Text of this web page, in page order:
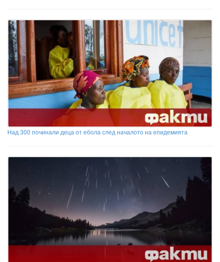
Над 300 починали деца от ебола след началото на епидемията